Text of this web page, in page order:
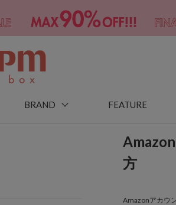
BRAND FEATURE
方
Amazonアカウ